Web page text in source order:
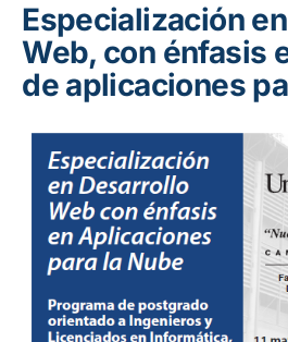
Especialización
Web, con énfasis
de aplicaciones